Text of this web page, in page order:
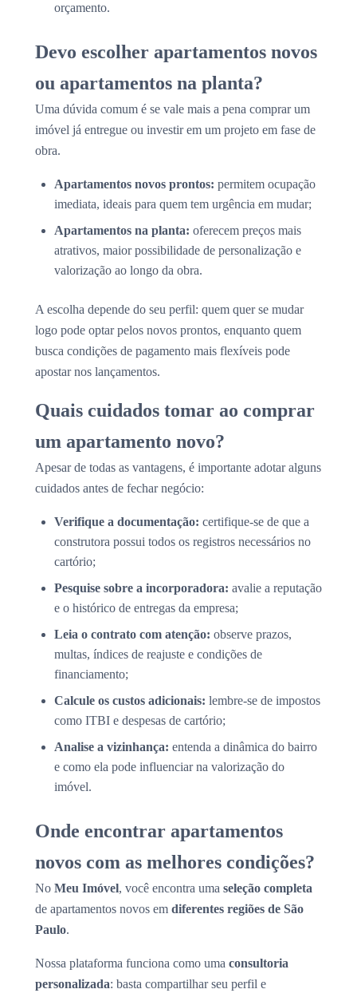
orçamento.
Devo escolher apartamentos novos
ou apartamentos na planta?
Uma dúvida comum é se vale mais a pena comprar um
imóvel já entregue ou investir em um projeto em fase de
obra.
Apartamentos novos prontos: permitem ocupação
imediata, ideais para quem tem urgência em mudar;
Apartamentos na planta: oferecem preços mais
atrativos, maior possibilidade de personalização e
valorização ao longo da obra.
A escolha depende do seu perfil: quem quer se mudar
logo pode optar pelos novos prontos, enquanto quem
busca condições de pagamento mais flexíveis pode
apostar nos lançamentos.
Quais cuidados tomar ao comprar
um apartamento novo?
Apesar de todas as vantagens, é importante adotar alguns
cuidados antes de fechar negócio:
Verifique a documentação: certifique-se de que a
construtora possui todos os registros necessários no
cartório;
Pesquise sobre a incorporadora: avalie a reputação
e o histórico de entregas da empresa;
Leia o contrato com atenção: observe prazos,
multas, índices de reajuste e condições de
financiamento;
Calcule os custos adicionais: lembre-se de impostos
como ITBI e despesas de cartório;
Analise a vizinhança: entenda a dinâmica do bairro
e como ela pode influenciar na valorização do
imóvel.
Onde encontrar apartamentos
novos com as melhores condições?
No Meu Imóvel, você encontra uma seleção completa
de apartamentos novos em diferentes regiões de São
Paulo.
Nossa plataforma funciona como uma consultoria
personalizada: basta compartilhar seu perfil e